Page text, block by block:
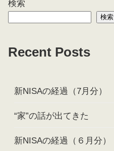
検索
検索
Recent Posts
新NISAの経過（7月分）
“家”の話が出てきた
新NISAの経過（６月分）